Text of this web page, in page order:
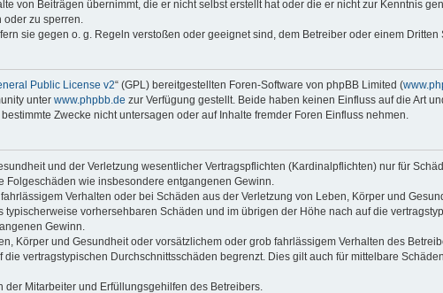
von Beiträgen übernimmt, die er nicht selbst erstellt hat oder die er nicht zur Kenntnis
zu sperren.
sie gegen o. g. Regeln verstoßen oder geeignet sind, dem Betreiber oder einem Dritten
Public License v2“ (GPL) bereitgestellten Foren-Software von phpBB Limited (
unter www.phpbb.de zur Verfügung gestellt. Beide haben keinen Einfluss auf die Art
Zwecke nicht untersagen oder auf Inhalte fremder Foren Einfluss nehmen.
und der Verletzung wesentlicher Vertragspflichten (Kardinalpflichten) nur für
wie insbesondere entgangenen Gewinn.
Verhalten oder bei Schäden aus der Verletzung von Leben, Körper und
vorhersehbaren Schäden und im übrigen der Höhe nach auf die
Gewinn.
Körper und Gesundheit oder vorsätzlichem oder grob fahrlässigem Verhalten des
vertragstypischen Durchschnittsschäden begrenzt. Dies gilt auch für mittelbare
Mitarbeiter und Erfüllungsgehilfen des Betreibers.